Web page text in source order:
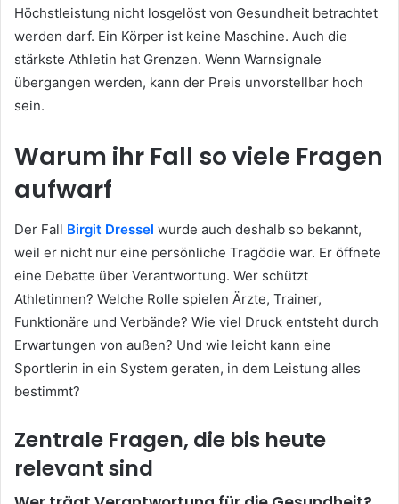
Höchstleistung nicht losgelöst von Gesundheit betrachtet
werden darf. Ein Körper ist keine Maschine. Auch die
stärkste Athletin hat Grenzen. Wenn Warnsignale
übergangen werden, kann der Preis unvorstellbar hoch
sein.
Warum ihr Fall so viele Fragen
aufwarf
Der Fall Birgit Dressel wurde auch deshalb so bekannt,
weil er nicht nur eine persönliche Tragödie war. Er öffnete
eine Debatte über Verantwortung. Wer schützt
Athletinnen? Welche Rolle spielen Ärzte, Trainer,
Funktionäre und Verbände? Wie viel Druck entsteht durch
Erwartungen von außen? Und wie leicht kann eine
Sportlerin in ein System geraten, in dem Leistung alles
bestimmt?
Zentrale Fragen, die bis heute
relevant sind